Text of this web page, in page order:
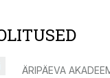
ÄRIPÄEVA